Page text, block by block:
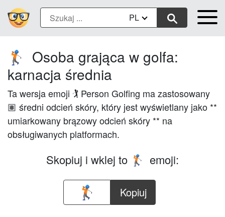
PL
🏌🏽
Osoba grająca w golfa:
karnacja średnia
Ta wersja emoji 🏌️ Person Golfing ma zastosowany
🏽 średni odcień skóry, który jest wyświetlany jako **
umiarkowany brązowy odcień skóry ** na
obsługiwanych platformach.
Skopiuj i wklej to 🏌🏽 emoji:
Kopiuj